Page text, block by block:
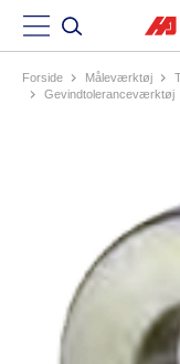
Forside måleværktøj
gevindtoleranceværktøj